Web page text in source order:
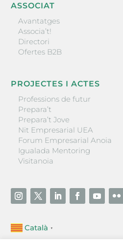
ASSOCIAT
Avantatges
Associa’t!
Directori
Ofertes B2B
PROJECTES I ACTES
Professions de futur
Prepara’t
Prepara’t Jove
Nit Empresarial UEA
Forum Empresarial Anoia
Igualada Mentoring
Visitanoia
Català ▼